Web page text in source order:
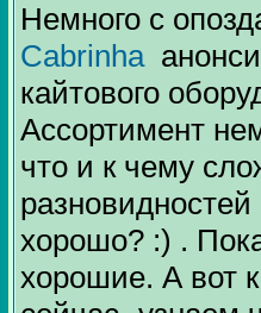
Немного с
Cabrinha
кайтового
Ассортимент
что и к чему
разновидностей
хорошо? :) .
хорошие. А вот